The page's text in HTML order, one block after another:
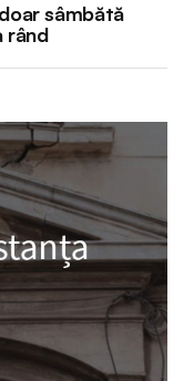
sâmbătă
rând